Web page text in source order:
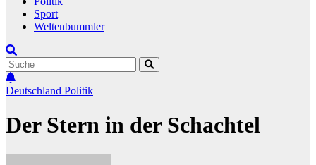
Sport
Weltenbummler
Deutschland Politik
Der Stern in der Schachtel